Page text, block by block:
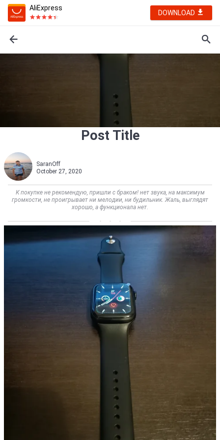
AliExpress
DOWNLOAD
Post Title
SaranOff
October 27, 2020
К покупке не рекомендую, пришли с браком! нет звука, на максимум
громкости, не проигрывает ни мелодии, ни будильник. Жаль, выглядят
хорошо, а функционала нет.